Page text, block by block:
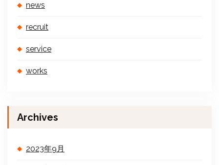
news
recruit
service
works
Archives
2023年9月